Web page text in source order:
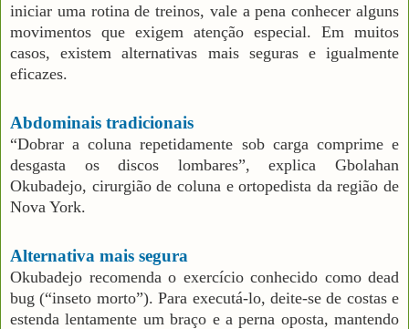
iniciar uma rotina de treinos, vale a pena conhecer alguns
movimentos que exigem atenção especial. Em muitos
casos, existem alternativas mais seguras e igualmente
eficazes.
Abdominais tradicionais
“Dobrar a coluna repetidamente sob carga comprime e
desgasta os discos lombares”, explica Gbolahan
Okubadejo, cirurgião de coluna e ortopedista da região de
Nova York.
Alternativa mais segura
Okubadejo recomenda o exercício conhecido como dead
bug (“inseto morto”). Para executá-lo, deite-se de costas e
estenda lentamente um braço e a perna oposta, mantendo